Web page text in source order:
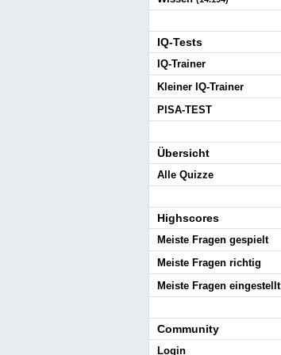
IQ-Tests
IQ-Trainer
Kleiner IQ-Trainer
PISA-TEST
Übersicht
Alle Quizze
Highscores
Meiste Fragen gespielt
Meiste Fragen richtig
Meiste Fragen eingestellt
Community
Login